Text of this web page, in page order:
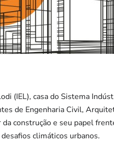
(IEL), casa do Sistema
de Engenharia Civil,
construção e seu papel
climáticos urbanos.